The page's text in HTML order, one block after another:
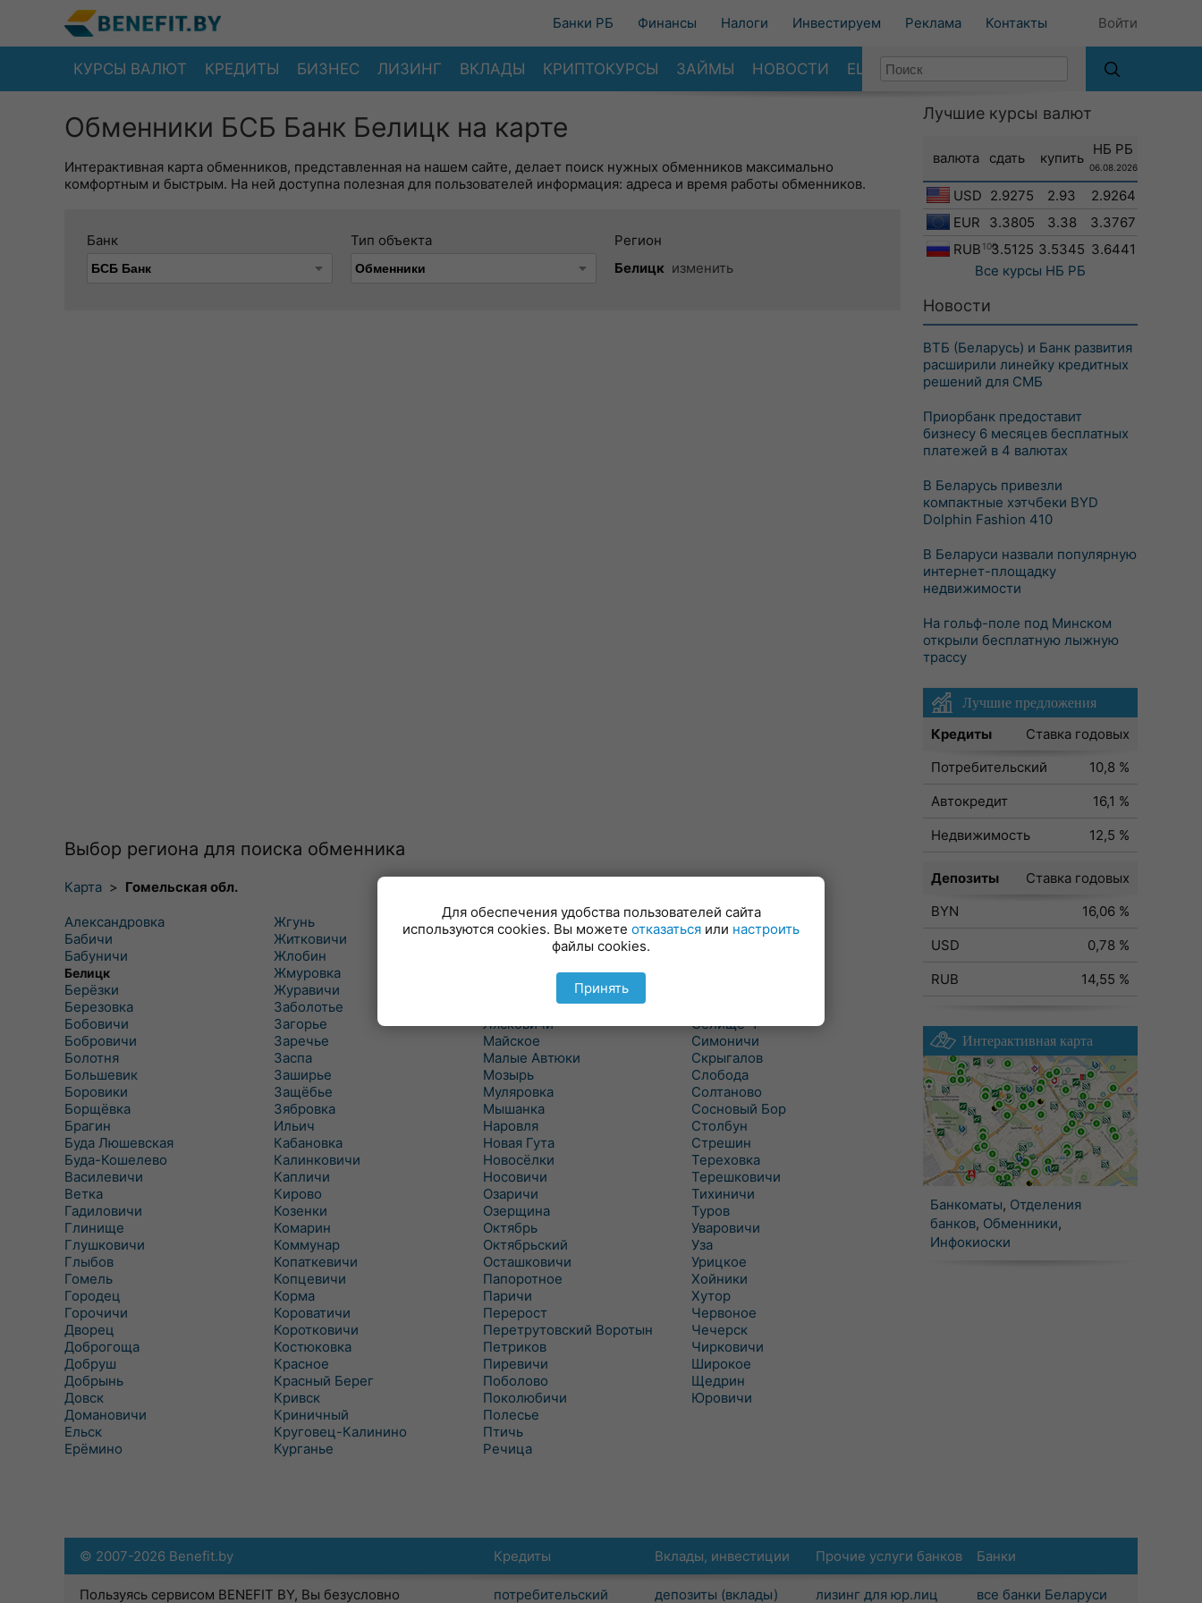
Банки РБ Финансы Налоги Инвестируем Реклама Контакты Войти
КУРСЫ ВАЛЮТ КРЕДИТЫ БИЗНЕС ЛИЗИНГ ВКЛАДЫ КРИПТОКУРСЫ ЗАЙМЫ НОВОСТИ ЕЩЕ
Обменники БСБ Банк Белицк на карте
Интерактивная карта обменников, представленная на нашем сайте, делает поиск нужных обменников максимально
комфортным и быстрым. На ней доступна полезная для пользователей информация: адреса и время работы обменников.
Банк Тип объекта
Регион
Белицк изменить
Выбор региона для поиска обменника
Карта > Гомельская обл.
Александровка
Бабичи
Бабуничи
Белицк
Берёзки
Березовка
Бобовичи
Бобровичи
Болотня
Большевик
Боровики
Борщёвка
Брагин
Буда Люшевская
Буда-Кошелево
Василевичи
Ветка
Гадиловичи
Глинище
Глушковичи
Глыбов
Гомель
Городец
Горочичи
Дворец
Доброгоща
Добруш
Добрынь
Довск
Домановичи
Ельск
Ерёмино
Жгунь
Житковичи
Жлобин
Жмуровка
Журавичи
Заболотье
Загорье
Заречье
Заспа
Заширье
Защёбье
Зябровка
Ильич
Кабановка
Калинковичи
Капличи
Кирово
Козенки
Комарин
Коммунар
Копаткевичи
Копцевичи
Корма
Короватичи
Коротковичи
Костюковка
Красное
Красный Берег
Кривск
Криничный
Круговец-Калинино
Курганье
Куритичи
Лельчицы
Лясковичи
Майское
Малые Автюки
Мозырь
Муляровка
Мышанка
Наровля
Новая Гута
Новосёлки
Носовичи
Озаричи
Озерщина
Октябрь
Октябрьский
Осташковичи
Папоротное
Паричи
Перерост
Перетрутовский Воротын
Петриков
Пиревичи
Поболово
Поколюбичи
Полесье
Птичь
Речица
Ровенская Слобода
Рогачев
Селище-1
Симоничи
Скрыгалов
Слобода
Солтаново
Сосновый Бор
Столбун
Стрешин
Тереховка
Терешковичи
Тихиничи
Туров
Уваровичи
Уза
Урицкое
Хойники
Хутор
Червоное
Чечерск
Чирковичи
Широкое
Щедрин
Юровичи
Лучшие курсы валют
валюта сдать купить
НБ РБ
06.08.2026
USD 2.9275 2.93
2.9264
EUR
3.3805 3.38
3.3767
RUB 1003.5125 3.5345 3.6441
Все курсы НБ РБ
Новости
ВТБ (Беларусь) и Банк развития
расширили линейку кредитных
решений для СМБ
Приорбанк предоставит
бизнесу 6 месяцев бесплатных
платежей в 4 валютах
В Беларусь привезли
компактные хэтчбеки BYD
Dolphin Fashion 410
В Беларуси назвали популярную
интернет-площадку
недвижимости
На гольф-поле под Минском
открыли бесплатную лыжную
трассу
Лучшие предложения
Кредиты
Ставка годовых
Потребительский
10,8 %
Автокредит
16,1 %
Недвижимость
12,5 %
Депозиты
Ставка годовых
BYN
16,06 %
USD
0,78 %
RUB
14,55 %
Интерактивная карта
Банкоматы, Отделения
банков, Обменники,
Инфокиоски
Кредиты
потребительский
Вклады, инвестиции
депозиты (вклады)
Прочие услуги банков
лизинг для юр.лиц
Банки
все банки Беларуси
© 2007-2026 Benefit.by
Пользуясь сервисом BENEFIT BY, Вы безусловно
Для обеспечения удобства пользователей сайта
используются cookies. Вы можете отказаться или настроить
файлы cookies.
Принять